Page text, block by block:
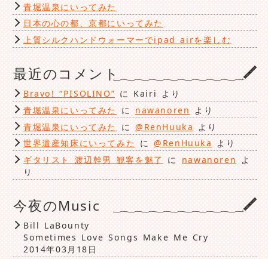
青堀温泉にいってみた
日本の心の都、京都にいってみた
上質シルクハンドウォーマーでipad airを楽しむ
最近のコメント
Bravo! “PISOLINO” に Kairi より
青堀温泉にいってみた
に nawanoren
より
青堀温泉にいってみた
に @RenHuuka
より
世界遺産知床にいってみた に@RenHuuka より
ギタリスト 渡辺幹男 観客を魅了
に nawanoren よ
り
今夜のMusic
Bill LaBounty
Sometimes Love Songs Make Me Cry
2014年03月18日